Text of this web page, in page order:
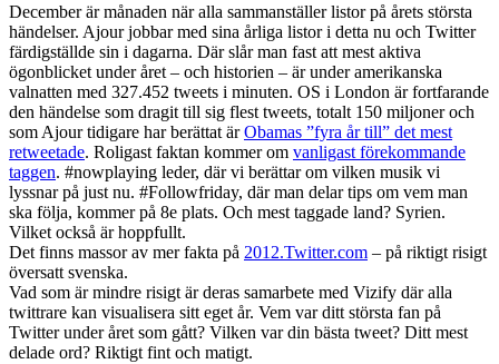
December är månaden när alla sammanställer listor på årets största
händelser. Ajour jobbar med sina årliga listor i detta nu och Twitter
färdigställde sin i dagarna. Där slår man fast att mest aktiva
ögonblicket under året – och historien – är under amerikanska
valnatten med 327.452 tweets i minuten. OS i London är fortfarande
den händelse som dragit till sig flest tweets, totalt 150 miljoner och
som Ajour tidigare har berättat ärObamas ”fyra år till” det mest
retweetade. Roligast faktan kommer om vanligast förekommande
taggen. #nowplaying leder, där vi berättar om vilken musik vi
lyssnar på just nu. #Followfriday, där man delar tips om vem man
ska följa, kommer på 8e plats. Och mest taggade land? Syrien.
Vilket också är hoppfullt.
Det finns massor av mer fakta på 2012.Twitter.com – på riktigt risigt
översatt svenska.
Vad som är mindre risigt är deras samarbete med Vizify där alla
twittrare kan visualisera sitt eget år. Vem var ditt största fan på
Twitter under året som gått? Vilken var din bästa tweet? Ditt mest
delade ord? Riktigt fint och matigt.